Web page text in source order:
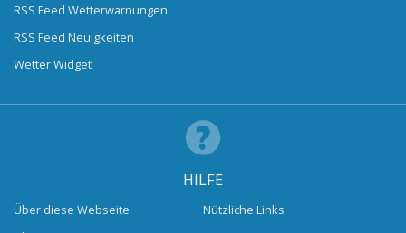
RSS Feed Wetterwarnungen
RSS Feed Neuigkeiten
Wetter Widget
HILFE
Über diese Webseite
Nützliche Links